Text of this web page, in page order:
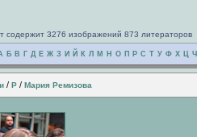
содержит 3276 изображений 873 литераторов
Б В Г Д Е Ж З И Й К Л М Н О П Р С Т У Ф Х Ц Ч
/ Р / Мария Ремизова